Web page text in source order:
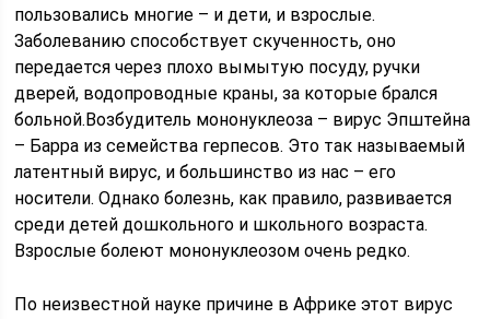
пользовались многие – и дети, и взрослые.
Заболеванию способствует скученность, оно
передается через плохо вымытую посуду, ручки
дверей, водопроводные краны, за которые брался
больной.Возбудитель мононуклеоза – вирус Эпштейна
– Барра из семейства герпесов. Это так называемый
латентный вирус, и большинство из нас – его
носители. Однако болезнь, как правило, развивается
среди детей дошкольного и школьного возраста.
Взрослые болеют мононуклеозом очень редко.
По неизвестной науке причине в Африке этот вирус